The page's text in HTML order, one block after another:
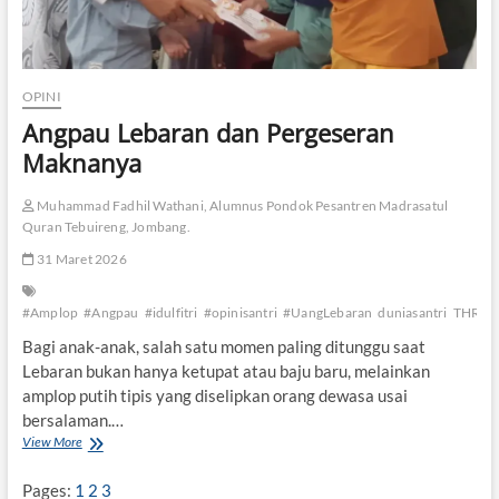
OPINI
Angpau Lebaran dan Pergeseran
Maknanya
Muhammad Fadhil Wathani, Alumnus Pondok Pesantren Madrasatul
Quran Tebuireng, Jombang.
31 Maret 2026
#Amplop #Angpau #idulfitri #opinisantri #UangLebaran duniasantri THR
Bagi anak-anak, salah satu momen paling ditunggu saat
Lebaran bukan hanya ketupat atau baju baru, melainkan
amplop putih tipis yang diselipkan orang dewasa usai
bersalaman.…
View MoreA
Pages: 1 2 3